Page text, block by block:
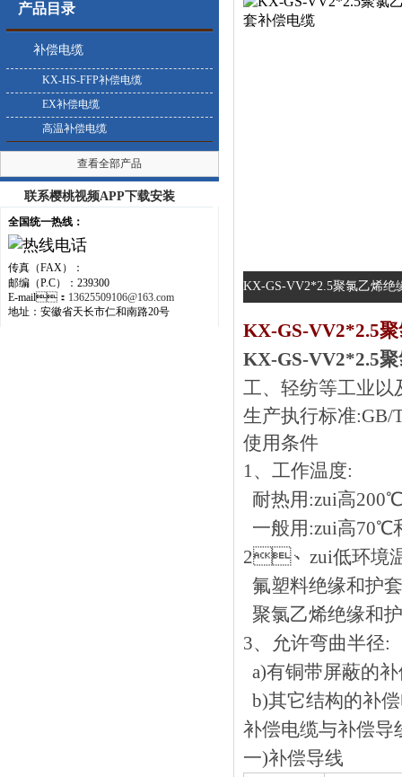
产品目录
补偿电缆
KX-HS-FFP补偿电缆
EX补偿电缆
高温补偿电缆
查看全部产品
联系樱桃视频APP下载安装
全国统一热线：
传真（FAX）：
邮编（P.C）：239300
E-mail： 13625509106@163.com
地址：安徽省天长市仁和南路20号
KX-GS-VV2*2.5聚氯乙烯绝缘
KX-GS-VV2*2.5聚
KX-GS-VV2*2.5
工、轻纺等工业以
生产执行标准:GB/
使用条件
1、工作温度:
耐热用:zui高200℃
一般用:zui高70℃和
2、zui低环境
氟塑料绝缘和护套
聚氯乙烯绝缘和护
3、允许弯曲半径:
a)有铜带屏蔽的补
b)其它结构的补偿电
补偿电缆与补偿导
一)补偿导线